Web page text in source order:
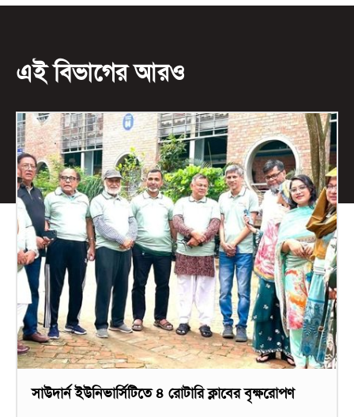
এই বিভাগের আরও
সাউদার্ন ইউনিভার্সিটিতে ৪ রোটারি ক্লাবের বৃক্ষরোপণ